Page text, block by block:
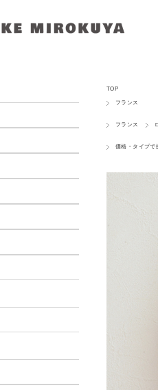
TOP
フランス
フランス
価格・タイプで